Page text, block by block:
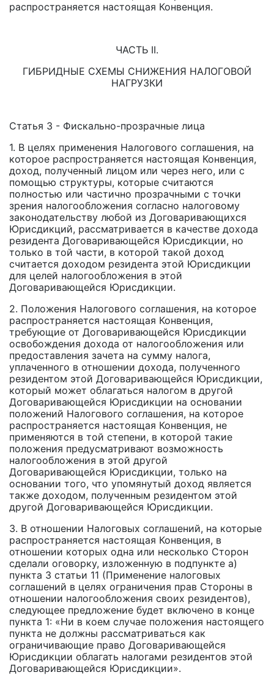
распространяется настоящая Конвенция.
ЧАСТЬ II.
ГИБРИДНЫЕ СХЕМЫ СНИЖЕНИЯ НАЛОГОВОЙ
НАГРУЗКИ
Статья 3 - Фискально-прозрачные лица
1. В целях применения Налогового соглашения, на
которое распространяется настоящая Конвенция,
доход, полученный лицом или через него, или с
помощью структуры, которые считаются
полностью или частично прозрачными с точки
зрения налогообложения согласно налоговому
законодательству любой из Договаривающихся
Юрисдикций, рассматривается в качестве дохода
резидента Договаривающейся Юрисдикции, но
только в той части, в которой такой доход
считается доходом резидента этой Юрисдикции
для целей налогообложения в этой
Договаривающейся Юрисдикции.
2. Положения Налогового соглашения, на которое
распространяется настоящая Конвенция,
требующие от Договаривающейся Юрисдикции
освобождения дохода от налогообложения или
предоставления зачета на сумму налога,
уплаченного в отношении дохода, полученного
резидентом этой Договаривающейся Юрисдикции,
который может облагаться налогом в другой
Договаривающейся Юрисдикции на основании
положений Налогового соглашения, на которое
распространяется настоящая Конвенция, не
применяются в той степени, в которой такие
положения предусматривают возможность
налогообложения в этой другой
Договаривающейся Юрисдикции, только на
основании того, что упомянутый доход является
также доходом, полученным резидентом этой
другой Договаривающейся Юрисдикции.
3. В отношении Налоговых соглашений, на которые
распространяется настоящая Конвенция, в
отношении которых одна или несколько Сторон
сделали оговорку, изложенную в подпункте a)
пункта 3 статьи 11 (Применение налоговых
соглашений в целях ограничения прав Стороны в
отношении налогообложения своих резидентов),
следующее предложение будет включено в конце
пункта 1: «Ни в коем случае положения настоящего
пункта не должны рассматриваться как
ограничивающие право Договаривающейся
Юрисдикции облагать налогами резидентов этой
Договаривающейся Юрисдикции».